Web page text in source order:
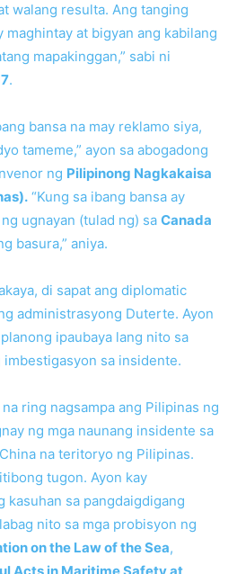
walang resulta. Ang tanging
maghintay at bigyan ang kabilang
mapakinggan,” sabi ni
.
bansa na may reklamo siya,
tameme,” ayon sa abogadong
ng Pilipinong Nagkakaisa
“Kung sa ibang bansa ay
ugnayan (tulad ng) sa Canada
basura,” aniya.
di sapat ang diplomatic
administrasyong Duterte. Ayon
ipaubaya lang nito sa
sa insidente.
ring nagsampa ang Pilipinas ng
ng mga naunang insidente sa
na teritoryo ng Pilipinas.
tugon. Ayon kay
kasuhan sa pangdaigdigang
nito sa mga probisyon ng
on the Law of the Sea,